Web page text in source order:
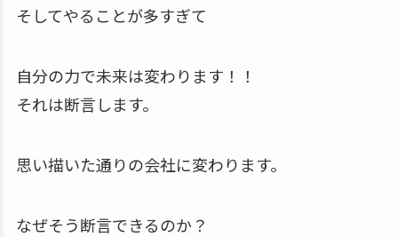
そしてやることが多すぎて
自分の力で未来は変わります！！
それは断言します。
思い描いた通りの会社に変わります。
なぜそう断言できるのか？